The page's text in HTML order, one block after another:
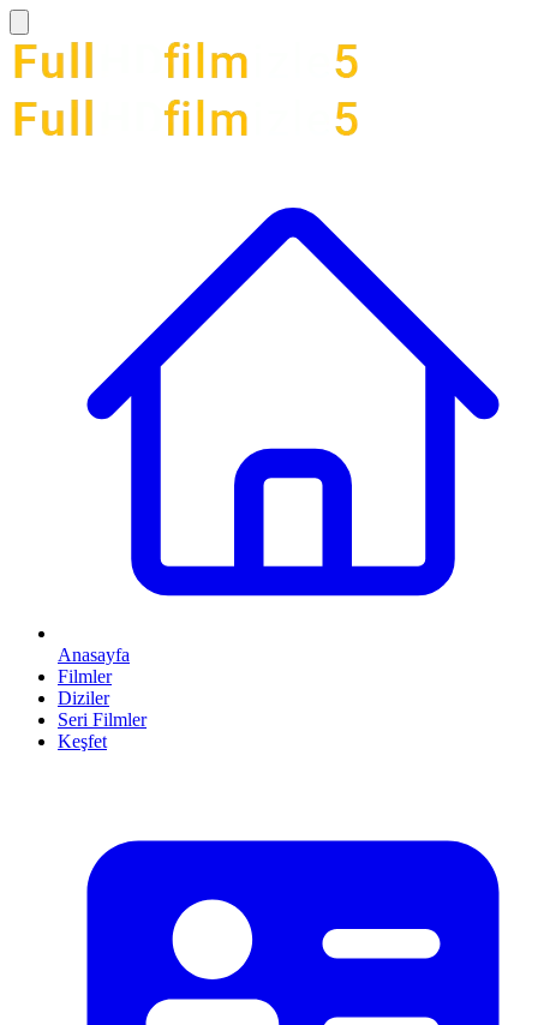
Anasayfa
Filmler
Diziler
Seri Filmler
Keşfet